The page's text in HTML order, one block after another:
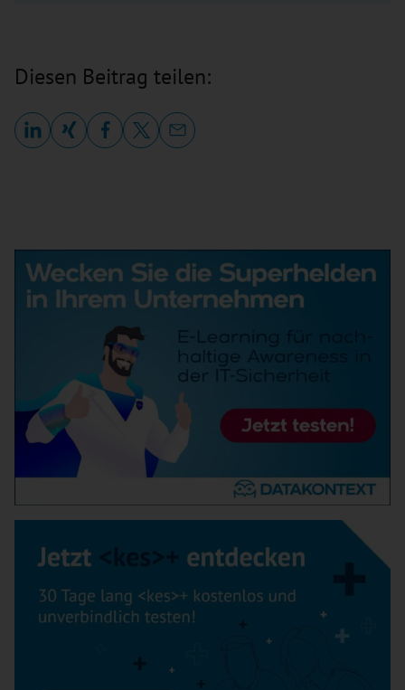
Diesen Beitrag teilen: